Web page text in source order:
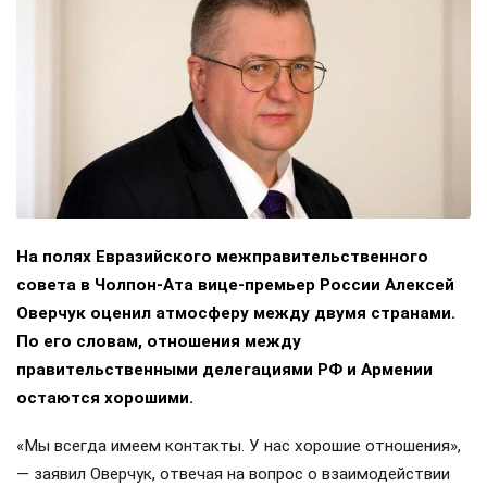
На полях Евразийского межправительственного
совета в Чолпон-Ата вице-премьер России Алексей
Оверчук оценил атмосферу между двумя странами.
По его словам, отношения между
правительственными делегациями РФ и Армении
остаются хорошими.
«Мы всегда имеем контакты. У нас хорошие отношения»,
— заявил Оверчук, отвечая на вопрос о взаимодействии